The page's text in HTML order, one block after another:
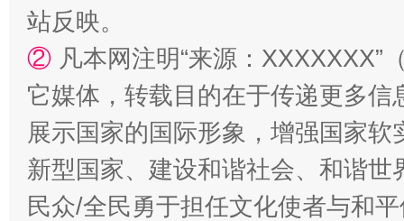
站反映。
② 凡本网注明“来源：
它媒体，转载目的在于传递更多
展示国家的国际形象，增强国家
新型国家、建设和谐社会、和谐
民众/全民勇于担任文化使者与和